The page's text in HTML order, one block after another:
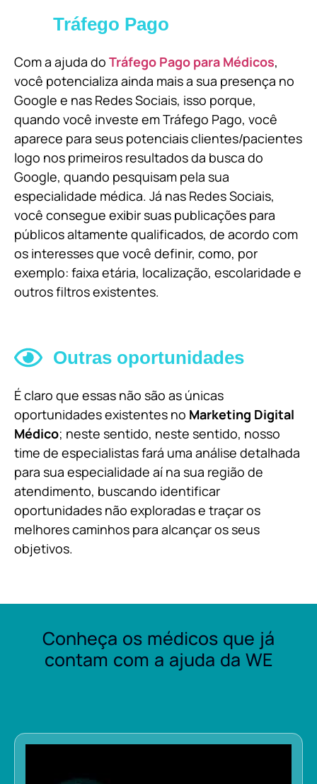
Tráfego Pago
Com a ajuda do Tráfego Pago para Médicos,
você potencializa ainda mais a sua presença no
Google e nas Redes Sociais, isso porque,
quando você investe em Tráfego Pago, você
aparece para seus potenciais clientes/pacientes
logo nos primeiros resultados da busca do
Google, quando pesquisam pela sua
especialidade médica. Já nas Redes Sociais,
você consegue exibir suas publicações para
públicos altamente qualificados, de acordo com
os interesses que você definir, como, por
exemplo: faixa etária, localização, escolaridade e
outros filtros existentes.
Outras oportunidades
É claro que essas não são as únicas
oportunidades existentes no Marketing Digital
Médico; neste sentido, neste sentido, nosso
time de especialistas fará uma análise detalhada
para sua especialidade aí na sua região de
atendimento, buscando identificar
oportunidades não exploradas e traçar os
melhores caminhos para alcançar os seus
objetivos.
Conheça os médicos que já
contam com a ajuda da WE